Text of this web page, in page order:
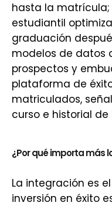
hasta la
estudiantil
graduación
modelos de datos
prospectos y
plataforma de
matriculados,
curso e historial
¿Por qué importa más
La integración es
inversión en éxito